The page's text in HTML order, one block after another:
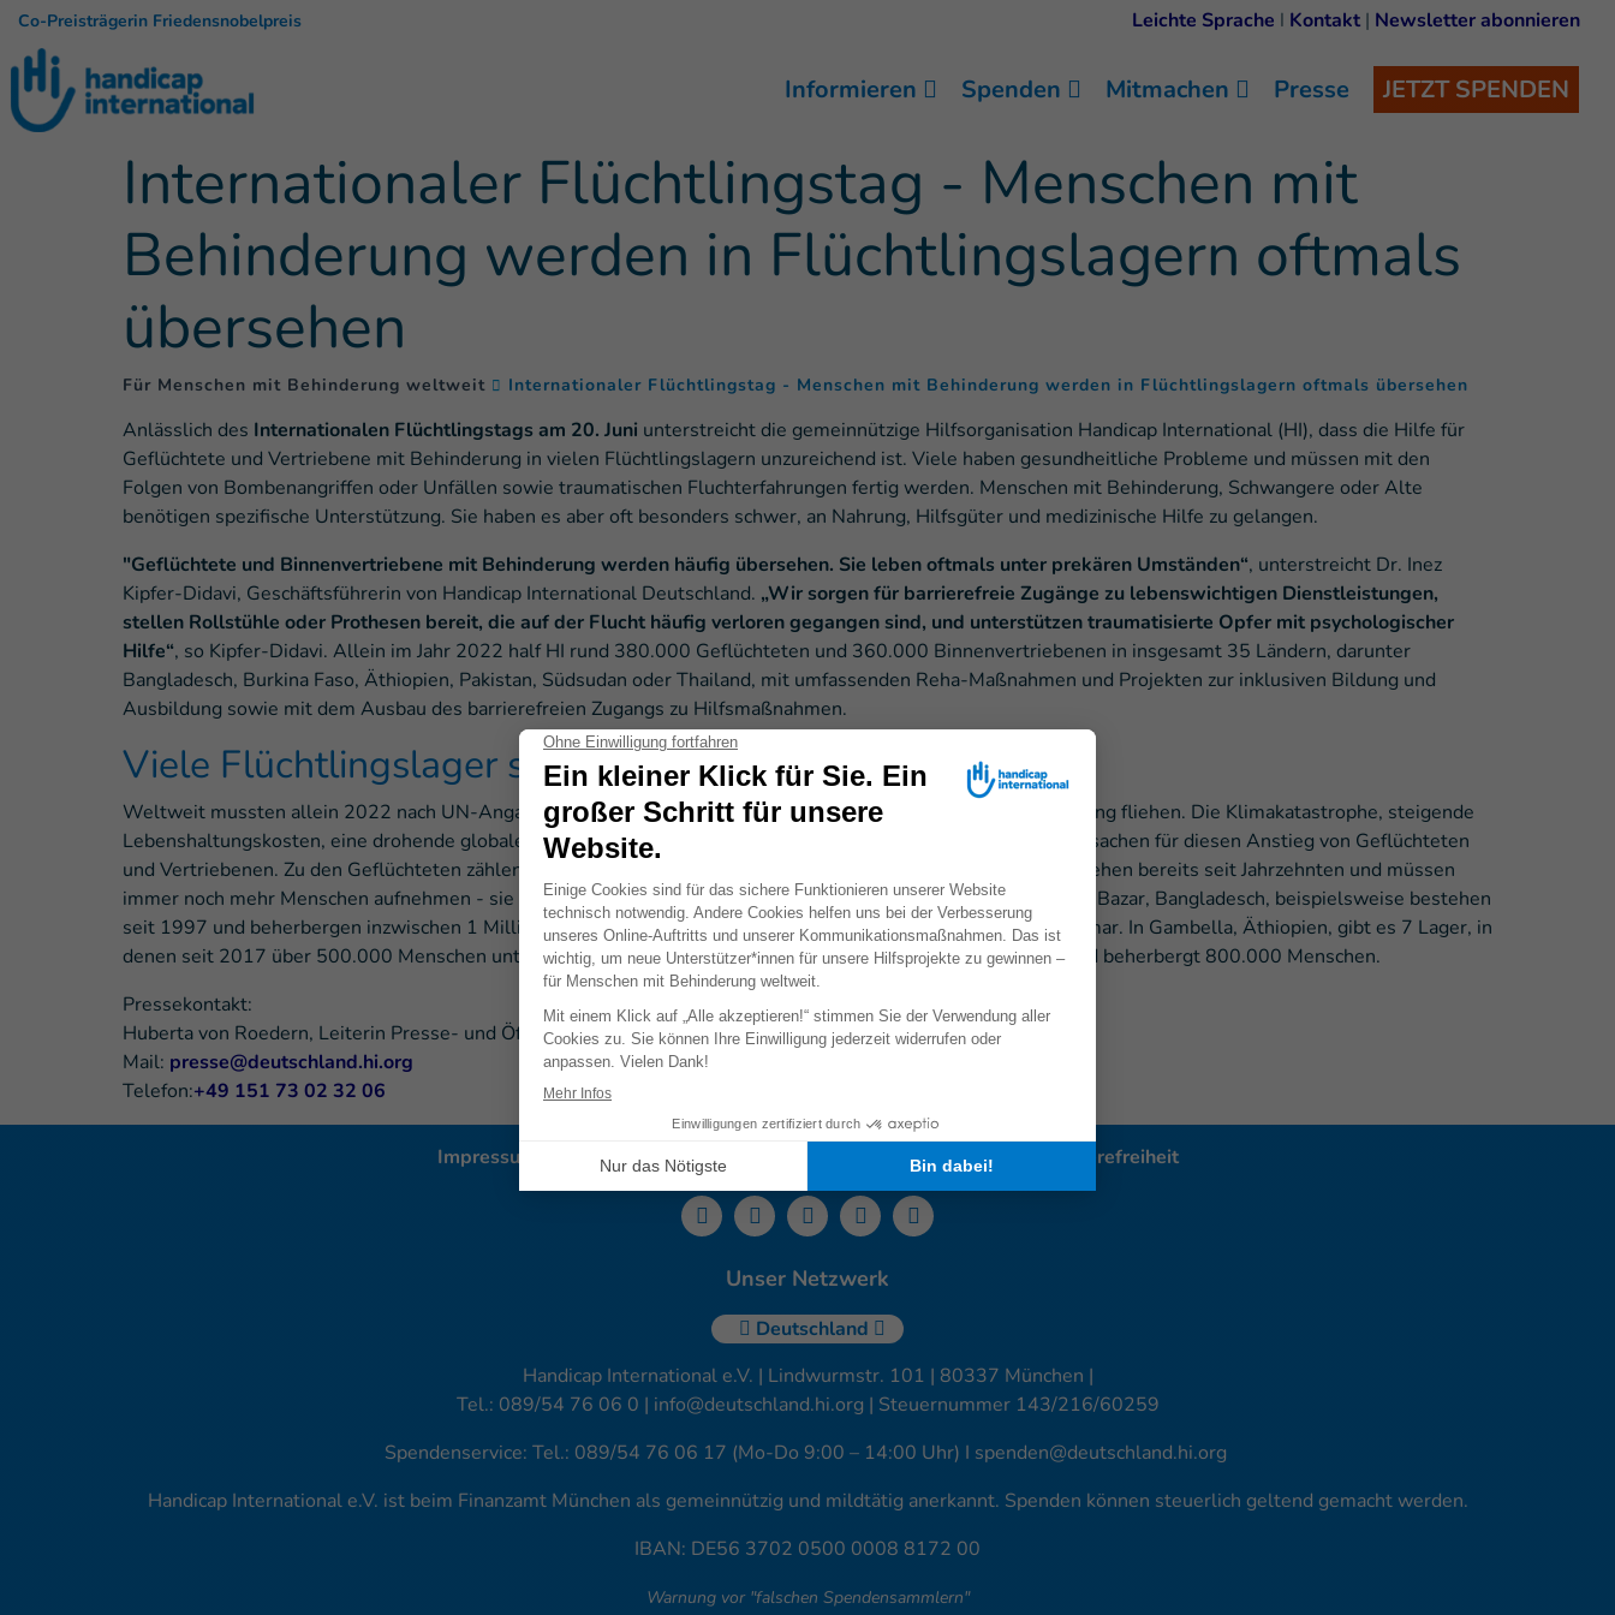
Co-Preisträgerin Friedensnobelpreis Leichte Sprache I Kontakt | Newsletter abonnieren
Informieren Spenden Mitmachen Presse JETZT SPENDEN
Internationaler Flüchtlingstag - Menschen mit
Behinderung werden in Flüchtlingslagern oftmals
übersehen
Für Menschen mit Behinderung weltweit Internationaler Flüchtlingstag - Menschen mit Behinderung werden in Flüchtlingslagern oftmals übersehen
Anlässlich des Internationalen Flüchtlingstags am 20. Juni unterstreicht die gemeinnützige Hilfsorganisation Handicap International (HI), dass die Hilfe für
Geflüchtete und Vertriebene mit Behinderung in vielen Flüchtlingslagern unzureichend ist. Viele haben gesundheitliche Probleme und müssen mit den
Folgen von Bombenangriffen oder Unfällen sowie traumatischen Fluchterfahrungen fertig werden. Menschen mit Behinderung, Schwangere oder Alte
benötigen spezifische Unterstützung. Sie haben es aber oft besonders schwer, an Nahrung, Hilfsgüter und medizinische Hilfe zu gelangen.
"Geflüchtete und Binnenvertriebene mit Behinderung werden häufig übersehen. Sie leben oftmals unter prekären Umständen“, unterstreicht Dr. Inez
Kipfer-Didavi, Geschäftsführerin von Handicap International Deutschland. „Wir sorgen für barrierefreie Zugänge zu lebenswichtigen Dienstleistungen,
stellen Rollstühle oder Prothesen bereit, die auf der Flucht häufig verloren gegangen sind, und unterstützen traumatisierte Opfer mit psychologischer
Hilfe“, so Kipfer-Didavi. Allein im Jahr 2022 half HI rund 380.000 Geflüchteten und 360.000 Binnenvertriebenen in insgesamt 35 Ländern, darunter
Bangladesch, Burkina Faso, Äthiopien, Pakistan, Südsudan oder Thailand, mit umfassenden Reha-Maßnahmen und Projekten zur inklusiven Bildung und
Ausbildung sowie mit dem Ausbau des barrierefreien Zugangs zu Hilfsmaßnahmen.
Viele Flüchtlingslager sind zum Dauerzustand geworden
Weltweit mussten allein 2022 nach UN-Angaben über 100 Millionen Menschen vor Krieg, Gewalt und Verfolgung fliehen. Die Klimakatastrophe, steigende
Lebenshaltungskosten, eine drohende globale Wirtschaftsrezession und langwierige Konflikte sind die Hauptursachen für diesen Anstieg von Geflüchteten
und Vertriebenen. Zu den Geflüchteten zählen auch immer mehr Binnenvertriebene. Viele Flüchtlingslager bestehen bereits seit Jahrzehnten und müssen
immer noch mehr Menschen aufnehmen - sie sind vielfach zu einem Dauerzustand geworden. Die Lager in Cox's Bazar, Bangladesch, beispielsweise bestehen
seit 1997 und beherbergen inzwischen 1 Million Menschen, darunter vor allem Rohingya-Flüchtlinge aus Myanmar. In Gambella, Äthiopien, gibt es 7 Lager, in
denen seit 2017 über 500.000 Menschen untergebracht sind. Das Lager Kakuma in Kenia besteht seit 1992 und beherbergt 800.000 Menschen.
Pressekontakt:
Huberta von Roedern, Leiterin Presse- und Öffentlichkeitsarbeit
Mail: presse@deutschland.hi.org
Telefon:+49 151 73 02 32 06
Impressum Presse Datenschutz Leichte Sprache Barrierefreiheit
Unser Netzwerk
Deutschland
Handicap International e.V. | Lindwurmstr. 101 | 80337 München |
Tel.: 089/54 76 06 0 | info@deutschland.hi.org | Steuernummer 143/216/60259
Spendenservice: Tel.: 089/54 76 06 17 (Mo-Do 9:00 – 14:00 Uhr) I spenden@deutschland.hi.org
Handicap International e.V. ist beim Finanzamt München als gemeinnützig und mildtätig anerkannt. Spenden können steuerlich geltend gemacht werden.
IBAN: DE56 3702 0500 0008 8172 00
Warnung vor "falschen Spendensammlern"